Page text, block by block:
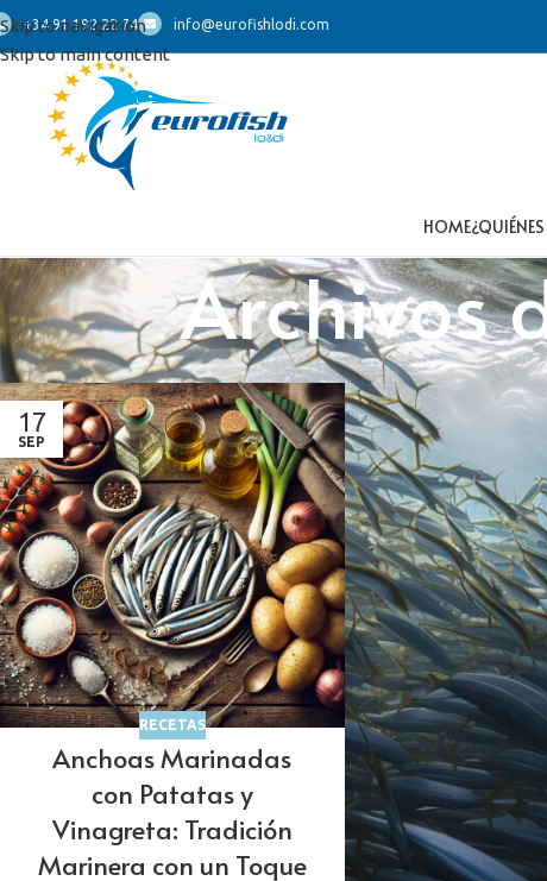
Skip to navigation
Skip to main content
+34 91 192 22 74 info@eurofishlodi.com
HOME
Archivos
17
SEP
RECETAS
Anchoas Marinadas
con Patatas y
Vinagreta: Tradición
Marinera con un Toque